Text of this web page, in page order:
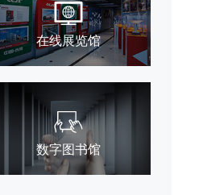
在线展览馆
数字图书馆